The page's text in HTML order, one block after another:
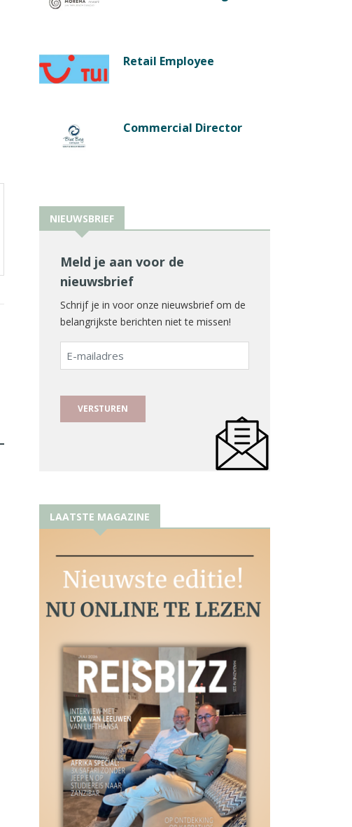
Retail Employee
Commercial Director
NIEUWSBRIEF
Meld je aan voor de
nieuwsbrief
Schrijf je in voor onze nieuwsbrief om de
belangrijkste berichten niet te missen!
E-
mailadres
LAATSTE MAGAZINE